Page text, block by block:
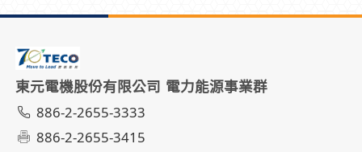
東元電機股份有限公司 電力能源事業群
886-2-2655-3333
886-2-2655-3415